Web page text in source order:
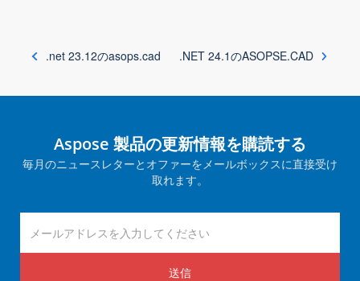
.net 23.12のasops.cad .NET 24.1のASOPSE.CAD
Aspose 製品の更新情報を購読する
毎月のニュースレターとオファーをメールボックスに直接受け
取れます。
送信